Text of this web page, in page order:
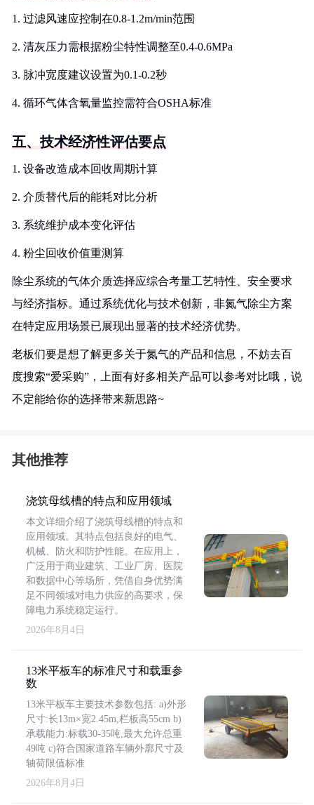
1. 过滤风速应控制在0.8-1.2m/min范围
2. 清灰压力需根据粉尘特性调整至0.4-0.6MPa
3. 脉冲宽度建议设置为0.1-0.2秒
4. 循环气体含氧量监控需符合OSHA标准
五、技术经济性评估要点
1. 设备改造成本回收周期计算
2. 介质替代后的能耗对比分析
3. 系统维护成本变化评估
4. 粉尘回收价值重测算
除尘系统的气体介质选择应综合考量工艺特性、安全要求
与经济指标。通过系统优化与技术创新，非氮气除尘方案
在特定应用场景已展现出显著的技术经济优势。
老板们要是想了解更多关于氮气的产品和信息，不妨去百
度搜索“爱采购”，上面有好多相关产品可以参考对比哦，说
不定能给你的选择带来新思路~
其他推荐
浇筑母线槽的特点和应用领域
本文详细介绍了浇筑母线槽的特点和
应用领域。其特点包括良好的电气、
机械、防火和防护性能。在应用上，
广泛用于商业建筑、工业厂房、医院
和数据中心等场所，凭借自身优势满
足不同领域对电力供应的高要求，保
障电力系统稳定运行。
2026年8月4日
13米平板车的标准尺寸和载重参
数
13米平板车主要技术参数包括: a)外形
尺寸:长13m×宽2.45m,栏板高55cm b)
承载能力:标载30-35吨,最大允许总重
49吨 c)符合国家道路车辆外廓尺寸及
轴荷限值标准
2026年8月4日